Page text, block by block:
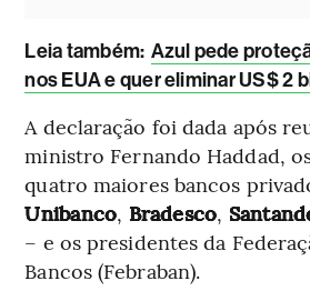
Leia também: Azul pede
nos EUA e quer eliminar US$ 2
A declaração foi dada após
ministro Fernando Haddad,
quatro maiores bancos
Unibanco, Bradesco,
– e os presidentes da
Bancos (Febraban).